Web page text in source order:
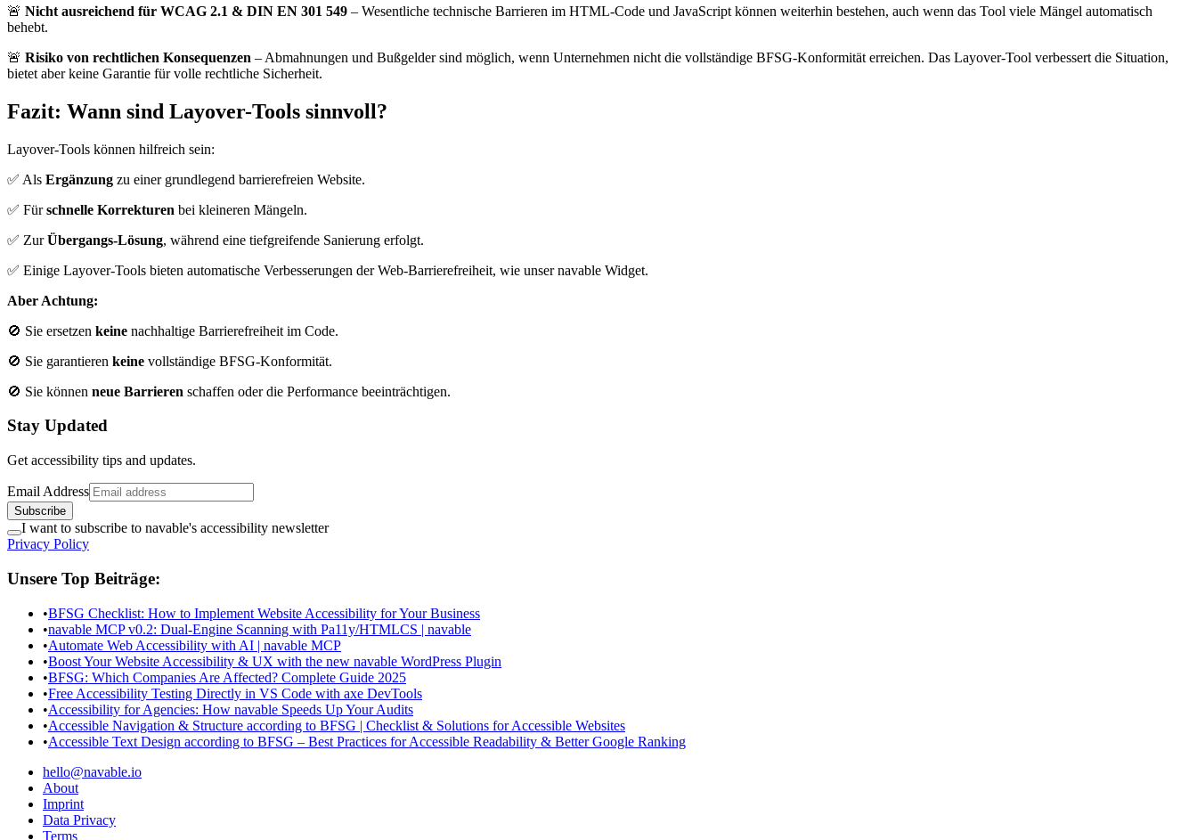
🚨 Nicht ausreichend für WCAG 2.1 & DIN EN 301 549 – Wesentliche technische Barrieren im HTML-Code und JavaScript können weiterhin bestehen, auch wenn das Tool viele Mängel automatisch
behebt.
🚨 Risiko von rechtlichen Konsequenzen – Abmahnungen und Bußgelder sind möglich, wenn Unternehmen nicht die vollständige BFSG-Konformität erreichen. Das Layover-Tool verbessert die Situation,
bietet aber keine Garantie für volle rechtliche Sicherheit.
Fazit: Wann sind Layover-Tools sinnvoll?
Layover-Tools können hilfreich sein:
✅ Als Ergänzung zu einer grundlegend barrierefreien Website.
✅ Fürschnelle Korrekturen bei kleineren Mängeln.
✅ ZurÜbergangs-Lösung, während eine tiefgreifende Sanierung erfolgt.
✅ Einige Layover-Tools bieten automatische Verbesserungen der Web-Barrierefreiheit, wie unser navable Widget.
Aber Achtung:
🚫 Sie ersetzen keine nachhaltige Barrierefreiheit im Code.
🚫 Sie garantieren keine vollständige BFSG-Konformität.
🚫 Sie können neue Barrieren schaffen oder die Performance beeinträchtigen.
Stay Updated
Get accessibility tips and updates.
Email Address
Subscribe
I want to subscribe to navable's accessibility newsletter
Privacy Policy
Unsere Top Beiträge:
•BFSG Checklist: How to Implement Website Accessibility for Your Business
•navable MCP v0.2: Dual-Engine Scanning with Pa11y/HTMLCS | navable
•Automate Web Accessibility with AI | navable MCP
•Boost Your Website Accessibility & UX with the new navable WordPress Plugin
•BFSG: Which Companies Are Affected? Complete Guide 2025
•Free Accessibility Testing Directly in VS Code with axe DevTools
•Accessibility for Agencies: How navable Speeds Up Your Audits
•Accessible Navigation & Structure according to BFSG | Checklist & Solutions for Accessible Websites
•Accessible Text Design according to BFSG – Best Practices for Accessible Readability & Better Google Ranking
hello@navable.io
About
Imprint
Data Privacy
Terms